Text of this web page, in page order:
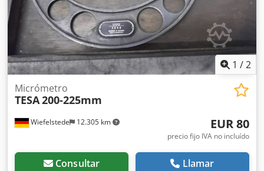
1 /2
Wiefelstede 12.305 km
Micrómetro
TESA200-225mm
EUR 80
precio fijo IVA no incluído
Consultar Llamar